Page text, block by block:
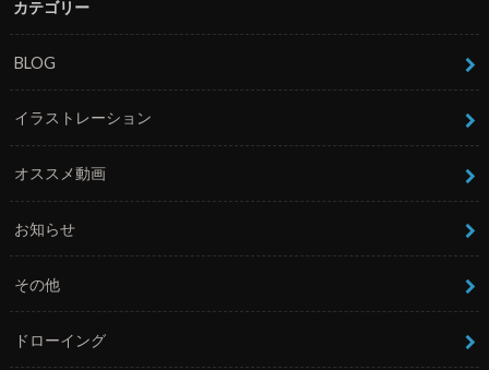
カテゴリー
BLOG
イラストレーション
オススメ動画
お知らせ
その他
ドローイング